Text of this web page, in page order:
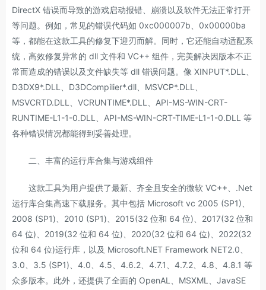
DirectX 错误而导致的游戏启动报错、崩溃以及软件无法正常打开
等问题。例如，常见的错误代码如 0xc000007b、0x00000ba
等，都能在这款工具的修复下迎刃而解。同时，它还能自动适配系
统，高效修复异常的 dll 文件和 VC++ 组件，完美解决因版本不正
常而造成的错误以及文件缺失等 dll 错误问题。像 XINPUT*.DLL、
D3DX9*.DLL、D3DCompilier*.dll、MSVCP*.DLL、
MSVCRTD.DLL、VCRUNTIME*.DLL、API-MS-WIN-CRT-
RUNTIME-L1-1-0.DLL、API-MS-WIN-CRT-TIME-L1-1-0.DLL 等
各种错误情况都能得到妥善处理。
二、丰富的运行库合集与游戏组件
这款工具为用户提供了最新、齐全且安全的微软 VC++、.Net
运行库合集高速下载服务。其中包括 Microsoft vc 2005 (SP1)、
2008 (SP1)、2010 (SP1)、2015(32 位和 64 位)、2017(32 位和
64 位)、2019(32 位和 64 位)、2020(32 位和 64 位)、2022(32
位和 64 位)运行库，以及 Microsoft.NET Framework NET2.0、
3.0、3.5 (SP1)、4.0、4.5、4.6.2、4.7.1、4.7.2、4.8、4.8.1 等
众多版本。此外，还提供了全面的 OpenAL、MSXML、JavaSE